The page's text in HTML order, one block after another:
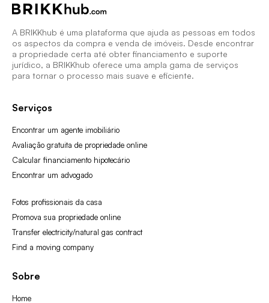
A BRIKKhub é uma plataforma que ajuda as pessoas em todos
os aspectos da compra e venda de imóveis. Desde encontrar
a propriedade certa até obter financiamento e suporte
jurídico, a BRIKKhub oferece uma ampla gama de serviços
para tornar o processo mais suave e eficiente.
Serviços
Encontrar um agente imobiliário
Avaliação gratuita de propriedade online
Calcular financiamento hipotecário
Encontrar um advogado
Fotos profissionais da casa
Promova sua propriedade online
Transfer electricity/natural gas contract
Find a moving company
Sobre
Home